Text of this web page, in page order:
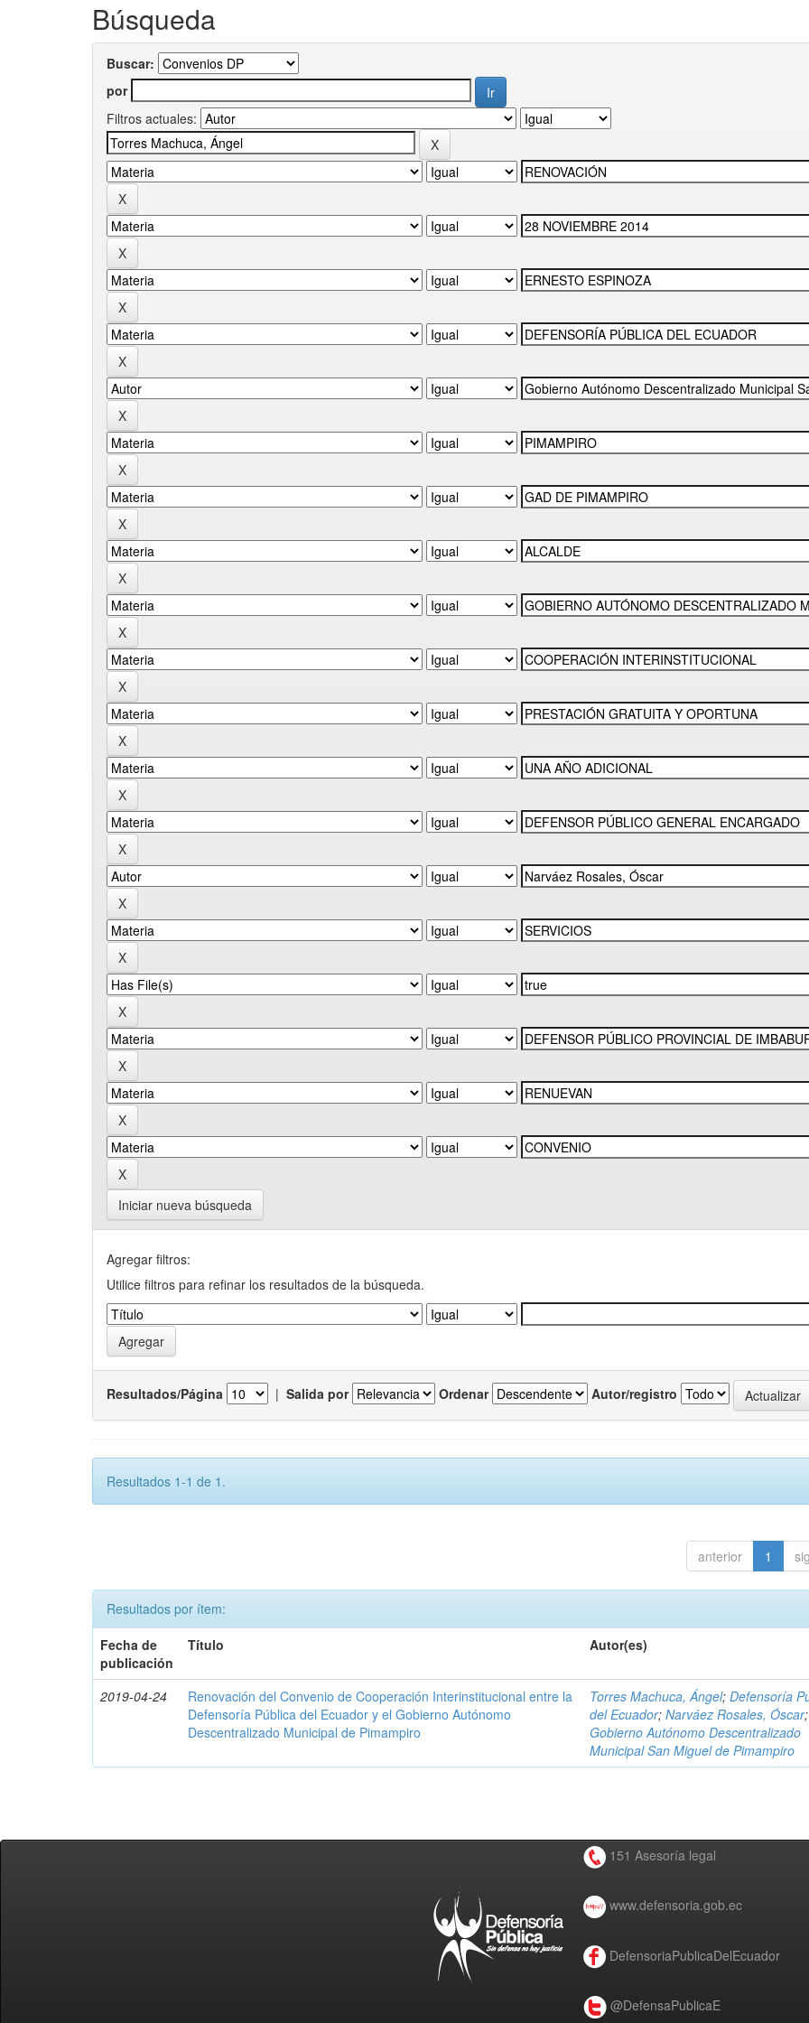
Búsqueda
Buscar:
por
Filtros actuales:
Iniciar nueva búsqueda
Agregar filtros:
Utilice filtros para refinar los resultados de la búsqueda.
Resultados/Página | Salida por Ordenar Autor/registro
Resultados 1-1 de 1.
anterior 1
Resultados por ítem:
Fecha de
publicación
Título Autor(es)
2019-04-24
Renovación del Convenio de Cooperación Interinstitucional entre la
Defensoría Pública del Ecuador y el Gobierno Autónomo
Descentralizado Municipal de Pimampiro
Torres Machuca, Ángel;Defensoría
del Ecuador;Narváez Rosales, Óscar;
Gobierno Autónomo Descentralizado
Municipal San Miguel de Pimampiro
151 Asesoría legal
www.defensoria.gob.ec
DefensoriaPublicaDelEcuador
@DefensaPublicaE